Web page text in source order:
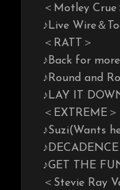
＜Motley Crue
♪Live Wire＆
＜RATT＞
♪Back for more
♪Round and
♪LAY IT
＜EXTREME＞
♪Suzi(Wants
♪GET THE
＜Stevie Ray